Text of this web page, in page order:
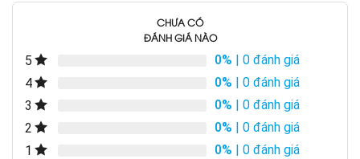
CHƯA CÓ
ĐÁNH GIÁ NÀO
5 0% | 0 đánh giá
4
0% | 0 đánh giá
3
0% | 0 đánh giá
2
0% | 0 đánh giá
1
0% | 0 đánh giá